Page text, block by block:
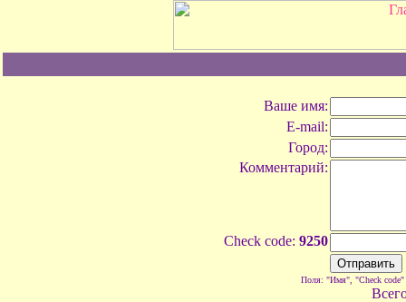
Ваше имя:
E-mail:
Город:
Комментарий:
Check code: 9250
Поля: "Имя", "Check code"